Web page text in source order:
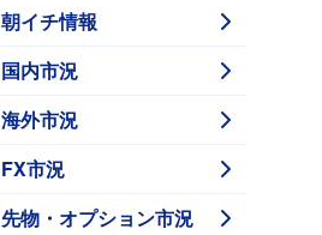
朝イチ情報
国内市況
海外市況
FX市況
先物・オプション市況